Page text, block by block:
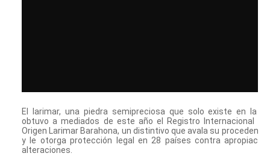
El larimar, una piedra semipreciosa que solo existe en la
obtuvo a mediados de este año el Registro Internacional de
Origen Larimar Barahona, un distintivo que avala su
y le otorga protección legal en 28 países contra
alteraciones.